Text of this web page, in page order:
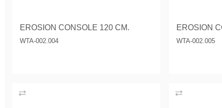
EROSION CONSOLE 120 CM.
WTA-002.004
EROSION
WTA-002.005